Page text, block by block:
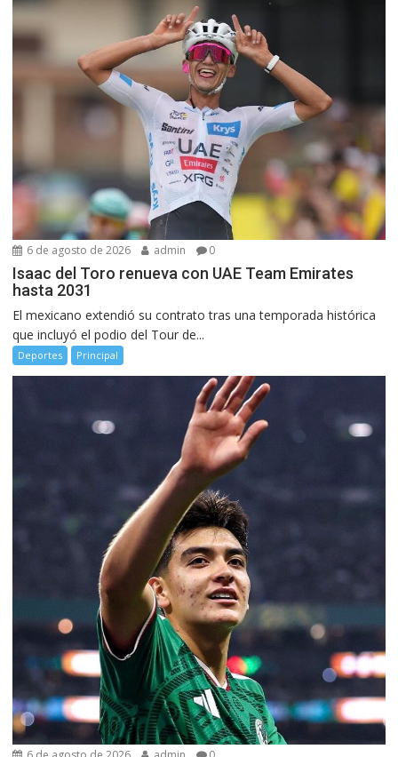
6 de agosto de 2026 admin 0
Isaac del Toro renueva con UAE Team Emirates
hasta 2031
El mexicano extendió su contrato tras una temporada histórica
que incluyó el podio del Tour de...
Deportes Principal